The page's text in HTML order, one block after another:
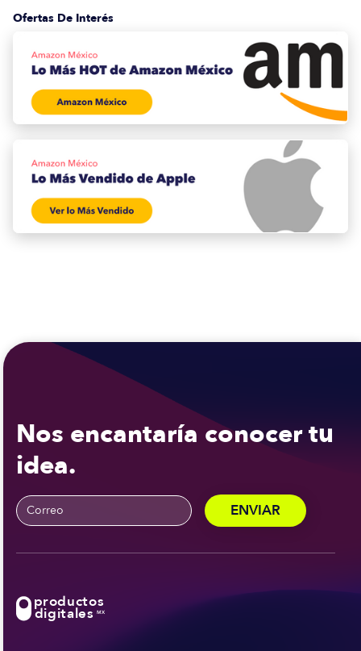
Ofertas De Interés
Nos encantaría conocer tu
idea.
productos
digitales MX